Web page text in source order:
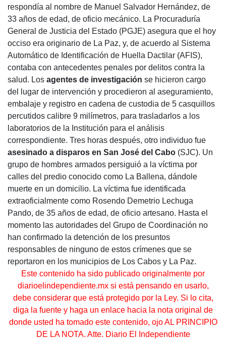
respondía al nombre de Manuel Salvador Hernández, de
33 años de edad, de oficio mecánico. La Procuraduría
General de Justicia del Estado (PGJE) asegura que el hoy
occiso era originario de La Paz, y, de acuerdo al Sistema
Automático de Identificación de Huella Dactilar (AFIS),
contaba con antecedentes penales por delitos contra la
salud. Los agentes de investigación se hicieron cargo
del lugar de intervención y procedieron al aseguramiento,
embalaje y registro en cadena de custodia de 5 casquillos
percutidos calibre 9 milímetros, para trasladarlos a los
laboratorios de la Institución para el análisis
correspondiente. Tres horas después, otro individuo fue
asesinado a disparos en San José del Cabo (SJC). Un
grupo de hombres armados persiguió a la víctima por
calles del predio conocido como La Ballena, dándole
muerte en un domicilio. La víctima fue identificada
extraoficialmente como Rosendo Demetrio Lechuga
Pando, de 35 años de edad, de oficio artesano. Hasta el
momento las autoridades del Grupo de Coordinación no
han confirmado la detención de los presuntos
responsables de ninguno de estos crímenes que se
reportaron en los municipios de Los Cabos y La Paz.
Este contenido ha sido publicado originalmente por
diarioelindependiente.mx si está pensando en usarlo,
debe considerar que está protegido por la Ley. Si lo cita,
diga la fuente y haga un enlace hacia la nota original de
donde usted ha tomado este contenido, ojo AL PRINCIPIO
DE LA NOTA. Atte. Diario El Independiente